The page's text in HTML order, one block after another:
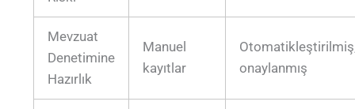
Mevzuat
Denetimine
Hazırlık
Manuel
kayıtlar
onaylanmış